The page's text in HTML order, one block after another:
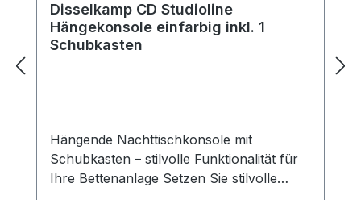
Disselkamp CD Studioline
Hängekonsole einfarbig inkl. 1
Schubkasten
Hängende Nachttischkonsole mit
Schubkasten – stilvolle Funktionalität für
Ihre Bettenanlage Setzen Sie stilvolle